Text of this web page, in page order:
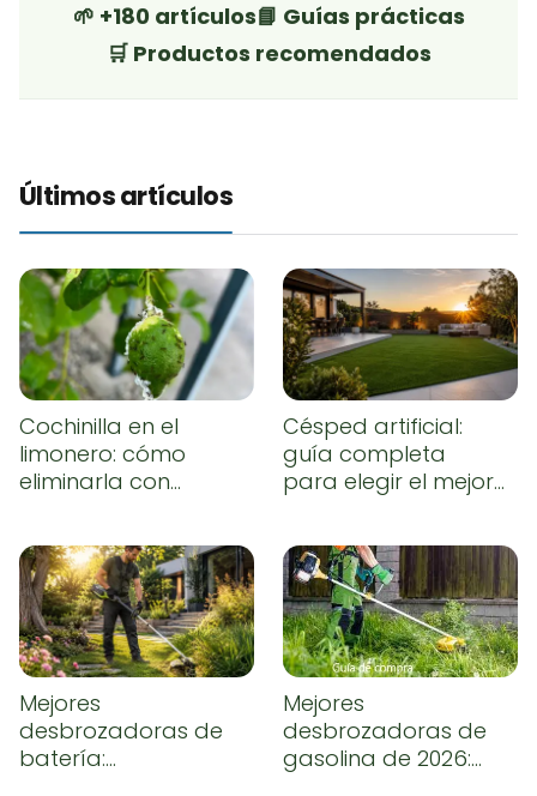
🌱 +180 artículos📘 Guías prácticas
🛒 Productos recomendados
Últimos artículos
Cochinilla en el
limonero: cómo
eliminarla con
Césped artificial:
guía completa
para elegir el mejor,
conseguir un
resultado natural
Mejores
desbrozadoras de
batería:
Mejores
desbrozadoras de
gasolina de 2026: